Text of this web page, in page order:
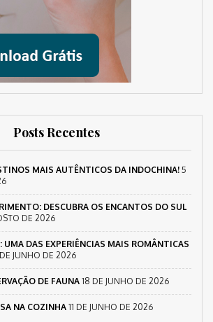
Posts Recentes
MAIS AUTÊNTICOS DA INDOCHINA! 5
DESCUBRA OS ENCANTOS DO SUL
DE 2026
UMA DAS EXPERIÊNCIAS MAIS ROMÂNTICAS
JUNHO DE 2026
DE FAUNA18 DE JUNHO DE 2026
NA COZINHA11 DE JUNHO DE 2026